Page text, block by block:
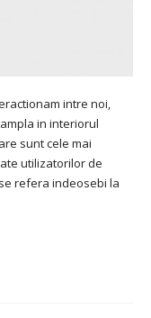
intre noi,
in interiorul
sunt cele mai
utilizatorilor de
refera indeosebi la